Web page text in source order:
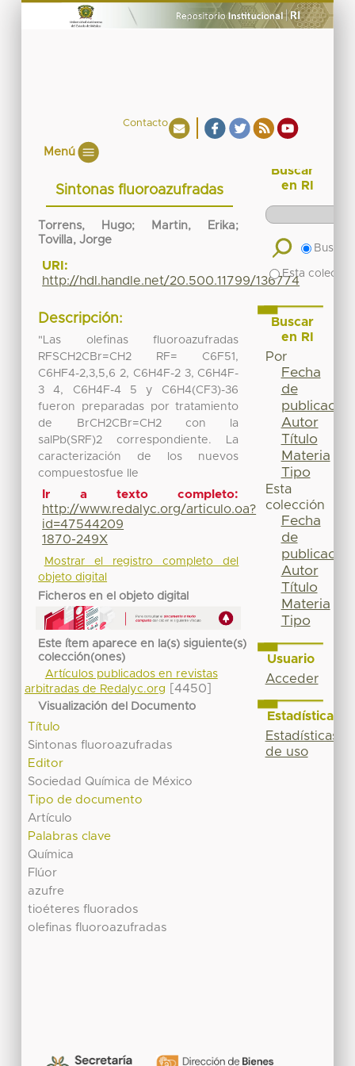
Contacto
Menú
Sintonas fluoroazufradas
Torrens, Hugo; Martin, Erika;
Tovilla, Jorge
URI:
http://hdl.handle.net/20.500.11799/136774
Descripción:
"Las olefinas fluoroazufradas
RFSCH2CBr=CH2 RF= C6F51,
C6HF4-2,3,5,6 2, C6H4F-2 3, C6H4F-
3 4, C6H4F-4 5 y C6H4(CF3)-36
fueron preparadas por tratamiento
de BrCH2CBr=CH2 con la
salPb(SRF)2 correspondiente. La
caracterización de los nuevos
compuestosfue lle
Ir a texto completo:
http://www.redalyc.org/articulo.oa?
id=47544209
1870-249X
Mostrar el registro completo del
objeto digital
Ficheros en el objeto digital
Este ítem aparece en la(s) siguiente(s)
colección(ones)
Artículos publicados en revistas
arbitradas de Redalyc.org
[4450]
Visualización del Documento
Título
Sintonas fluoroazufradas
Editor
Sociedad Química de México
Tipo de documento
Artículo
Palabras clave
Química
Flúor
azufre
tioéteres fluorados
olefinas fluoroazufradas
Buscar
en RI
Buscar
Esta
Buscar
en RI
Por
Fecha
de
publicación
Autor
Título
Materia
Tipo
Esta
colección
Fecha
de
publicación
Autor
Título
Materia
Tipo
Usuario
Acceder
Estadísticas
Estadísticas
de uso